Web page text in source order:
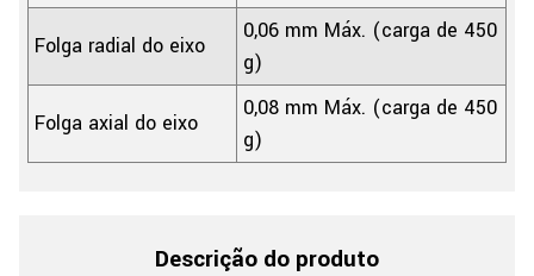
Folga radial do eixo
0,06 mm Máx. (carga de 450
g)
Folga axial do eixo
0,08 mm Máx. (carga de 450
g)
Descrição do produto